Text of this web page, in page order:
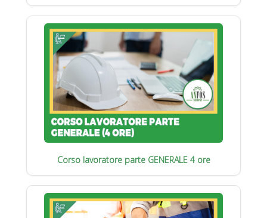
Corso lavoratore parte GENERALE 4 ore